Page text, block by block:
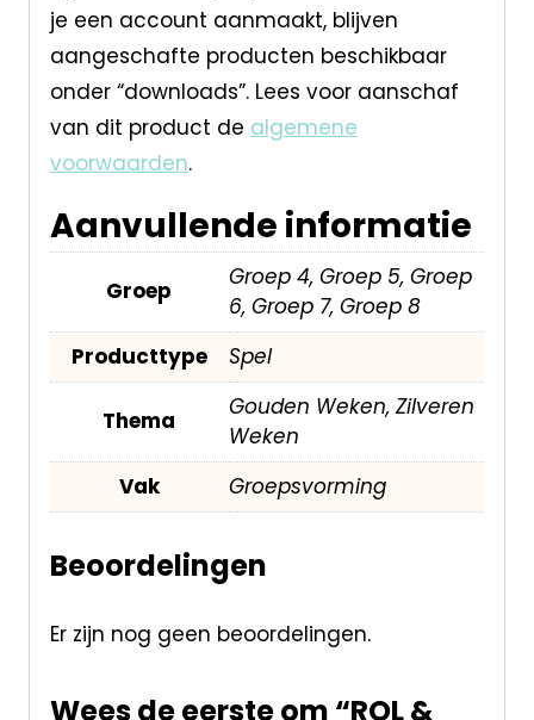
je een account aanmaakt, blijven
aangeschafte producten beschikbaar
onder “downloads”. Lees voor aanschaf
van dit product de algemene
voorwaarden.
Aanvullende informatie
Groep
Groep 4, Groep 5, Groep
6, Groep 7, Groep 8
Producttype
Spel
Thema
Gouden Weken, Zilveren
Weken
Vak
Groepsvorming
Beoordelingen
Er zijn nog geen beoordelingen.
Wees de eerste om “ROL &